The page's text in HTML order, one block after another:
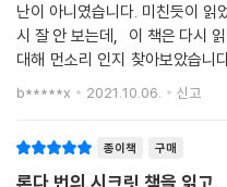
난이 아니였습니다. 미친듯이 읽었습니다. 보통 저는 한
시 잘 안 보는데, 이 책은 다시 읽었습니다. 그리고 유튜브에서도 이 책에
대해 먼소리 인지 찾아보았습니다. 이해를 하기위해, 도대체 무슨
b*****x 2021.10.06. 신고
종이책 구매
론다 번의 시크릿 책을 읽고